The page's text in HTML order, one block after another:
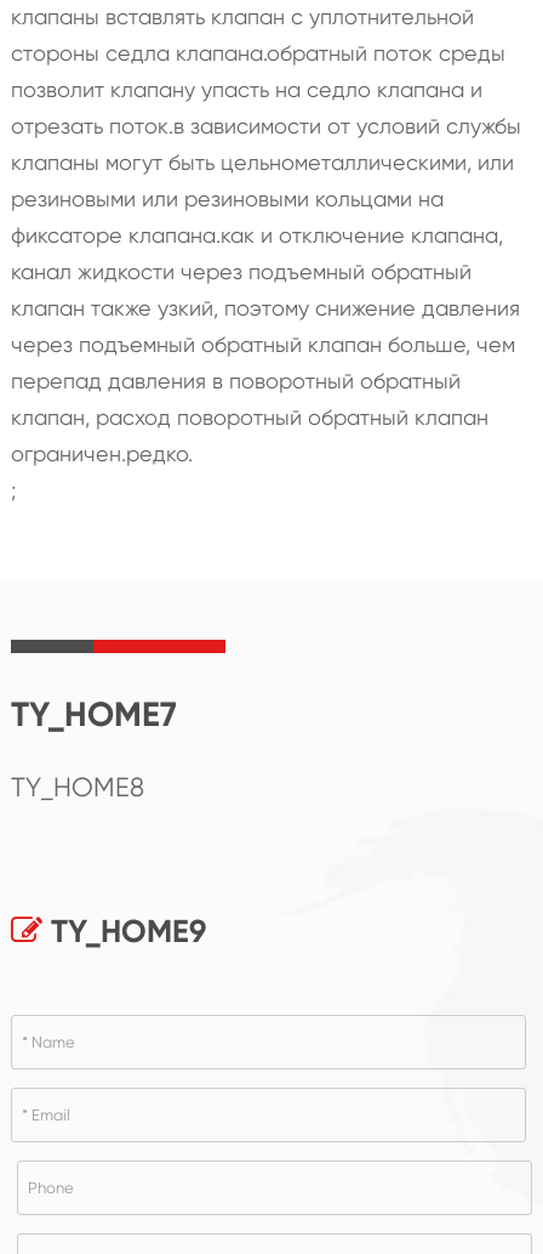
клапаны вставлять клапан с уплотнительной
стороны седла клапана.обратный поток среды
позволит клапану упасть на седло клапана и
отрезать поток.в зависимости от условий службы
клапаны могут быть цельнометаллическими, или
резиновыми или резиновыми кольцами на
фиксаторе клапана.как и отключение клапана,
канал жидкости через подъемный обратный
клапан также узкий, поэтому снижение давления
через подъемный обратный клапан больше, чем
перепад давления в поворотный обратный
клапан, расход поворотный обратный клапан
ограничен.редко.
;
TY_HOME7
TY_HOME8
TY_HOME9